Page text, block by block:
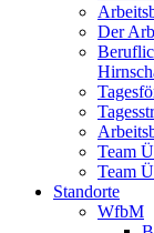
Der
Team
Team
Standorte
WfbM